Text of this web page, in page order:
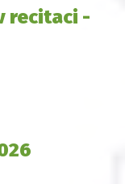
recitaci -